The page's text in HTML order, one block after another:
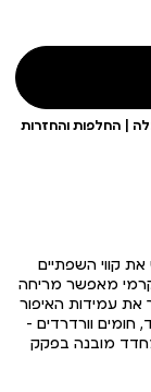
| משלוח חינם ברכישה ב-99 ₪ ומעלה | החלפות והחזרות
קווי השפתיים
מאפשר מריחה
את עמידות האיפור
חומים וורדרדים –
מובנה בפקק